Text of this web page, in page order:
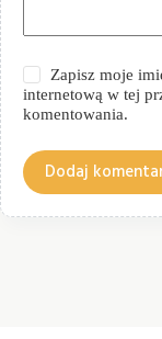
Zapisz moje
internetową w tej
komentowania.
Dodaj